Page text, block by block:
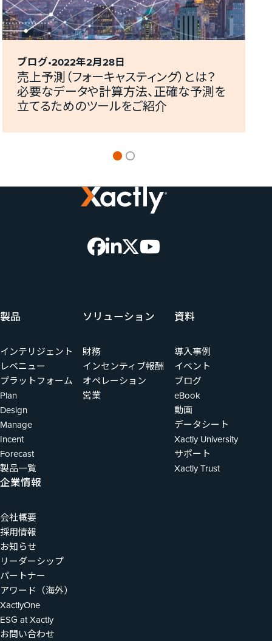
ブログ 2022年2月28日
売上予測（フォーキャスティング）とは？
必要なデータや計算方法、正確な予測を
立てるためのツールをご紹介
製品
インテリジェント
レベニュー
プラットフォーム
Plan
Design
Manage
Incent
Forecast
製品一覧
ソリューション
財務
インセンティブ報酬
オペレーション
営業
資料
導入事例
イベント
ブログ
eBook
動画
データシート
Xactly University
サポート
Xactly Trust
企業情報
会社概要
採用情報
お知らせ
リーダーシップ
パートナー
アワード（海外）
XactlyOne
ESG at Xactly
お問い合わせ